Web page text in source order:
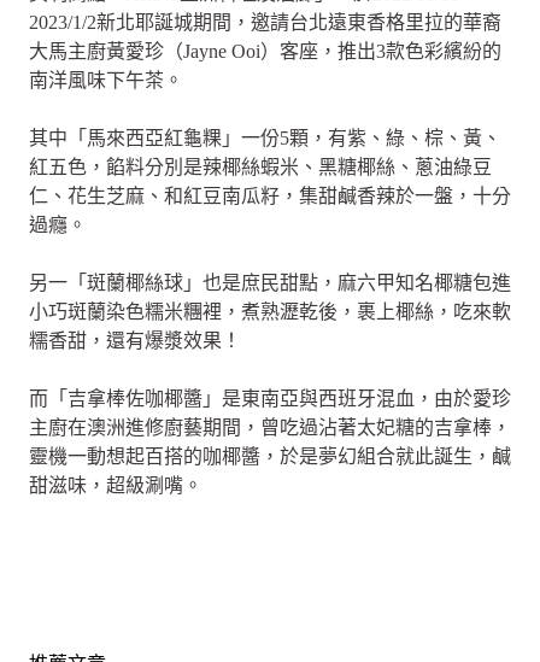
2023/1/2新北耶誕城期間，邀請台北遠東香格里拉的華裔
大馬主廚黃愛珍（Jayne Ooi）客座，推出3款色彩繽紛的
南洋風味下午茶。
其中「馬來西亞紅龜粿」一份5顆，有紫、綠、棕、黃、
紅五色，餡料分別是辣椰絲蝦米、黑糖椰絲、蔥油綠豆
仁、花生芝麻、和紅豆南瓜籽，集甜鹹香辣於一盤，十分
過癮。
另一「斑蘭椰絲球」也是庶民甜點，麻六甲知名椰糖包進
小巧斑蘭染色糯米糰裡，煮熟瀝乾後，裹上椰絲，吃來軟
糯香甜，還有爆漿效果！
而「吉拿棒佐咖椰醬」是東南亞與西班牙混血，由於愛珍
主廚在澳洲進修廚藝期間，曾吃過沾著太妃糖的吉拿棒，
靈機一動想起百搭的咖椰醬，於是夢幻組合就此誕生，鹹
甜滋味，超級涮嘴。